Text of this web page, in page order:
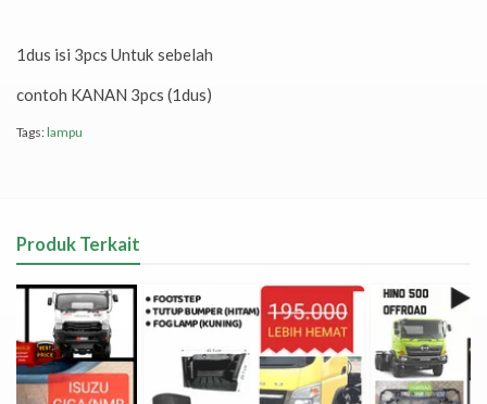
1dus isi 3pcs Untuk sebelah
contoh KANAN 3pcs (1dus)
Tags:lampu
Produk Terkait